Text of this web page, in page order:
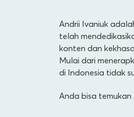
Andrii Ivaniuk
telah
konten dan
Mulai dari
di Indonesia tidak
Anda bisa temukan